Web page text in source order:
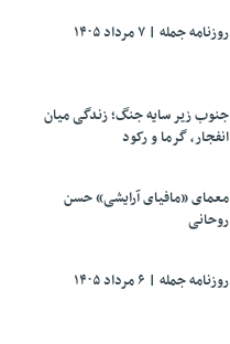
روزنامه جمله | ۷ مرداد ۱۴۰۵
جنوب زیر سایه جنگ؛ زندگی میان
انفجار، گرما و رکود
معمای «مافیای آرایشی» حسن
روحانی
روزنامه جمله | ۶ مرداد ۱۴۰۵